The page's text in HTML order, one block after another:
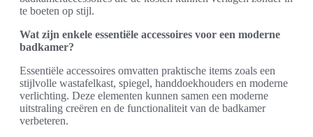
te boeten op stijl.
Wat zijn enkele essentiële accessoires voor een moderne
badkamer?
Essentiële accessoires omvatten praktische items zoals een
stijlvolle wastafelkast, spiegel, handdoekhouders en moderne
verlichting. Deze elementen kunnen samen een moderne
uitstraling creëren en de functionaliteit van de badkamer
verbeteren.